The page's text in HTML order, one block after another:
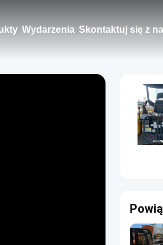
Wydarzenia Skontaktuj się z